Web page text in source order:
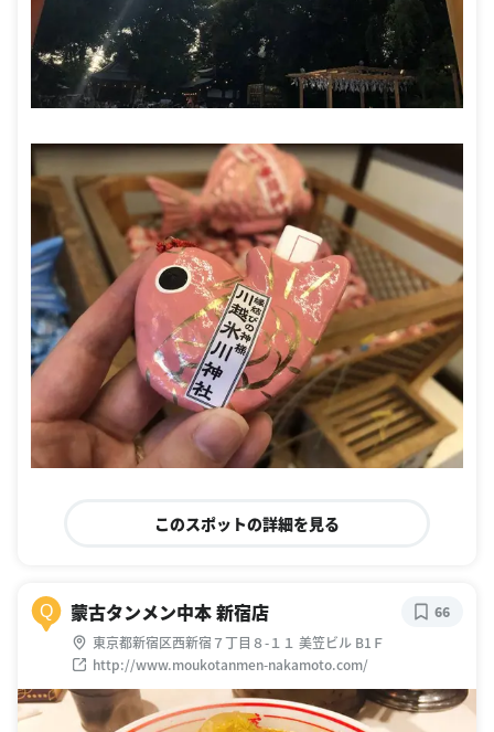
このスポットの詳細を見る
Q 蒙古タンメン中本 新宿店
東京都新宿区西新宿７丁目８-１１ 美笠ビル B1Ｆ
http://www.moukotanmen-nakamoto.com/
66